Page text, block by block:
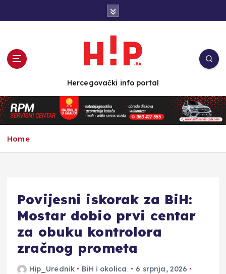
n
t
e
Hercegovački info portal
Home
Povijesni iskorak za BiH:
Mostar dobio prvi centar
za obuku kontrolora
zračnog prometa
Hip_Urednik BiH i okolica
6 srpnja, 2026